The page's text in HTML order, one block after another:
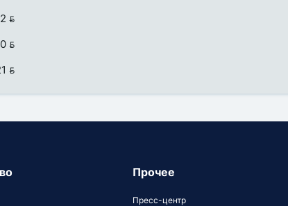



Прочее
Пресс-центр